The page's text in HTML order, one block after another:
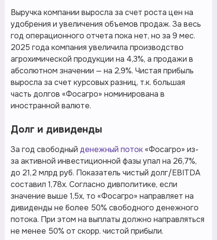
Выручка компании выросла за счет роста цен на
удобрения и увеличения объемов продаж. За весь
год операционного отчета пока нет, но за 9 мес.
2025 года компания увеличила производство
агрохимической продукции на 4,3%, а продажи в
абсолютном значении — на 2,9%. Чистая прибыль
выросла за счет курсовых разниц, т.к. большая
часть долгов «Фосагро» номинирована в
иностранной валюте.
Долг и дивиденды
За год свободный денежный поток«Фосагро» из-
за активной инвестиционной фазы упал на 26,7%,
до 21,2 млрд руб. Показатель чистый долг/EBITDA
составил 1,78х. Согласно дивполитике, если
значение выше 1,5х, то «Фосагро» направляет на
дивиденды не более 50% свободного денежного
потока. При этом на выплаты должно направляться
не менее 50% от скорр. чистой прибыли.